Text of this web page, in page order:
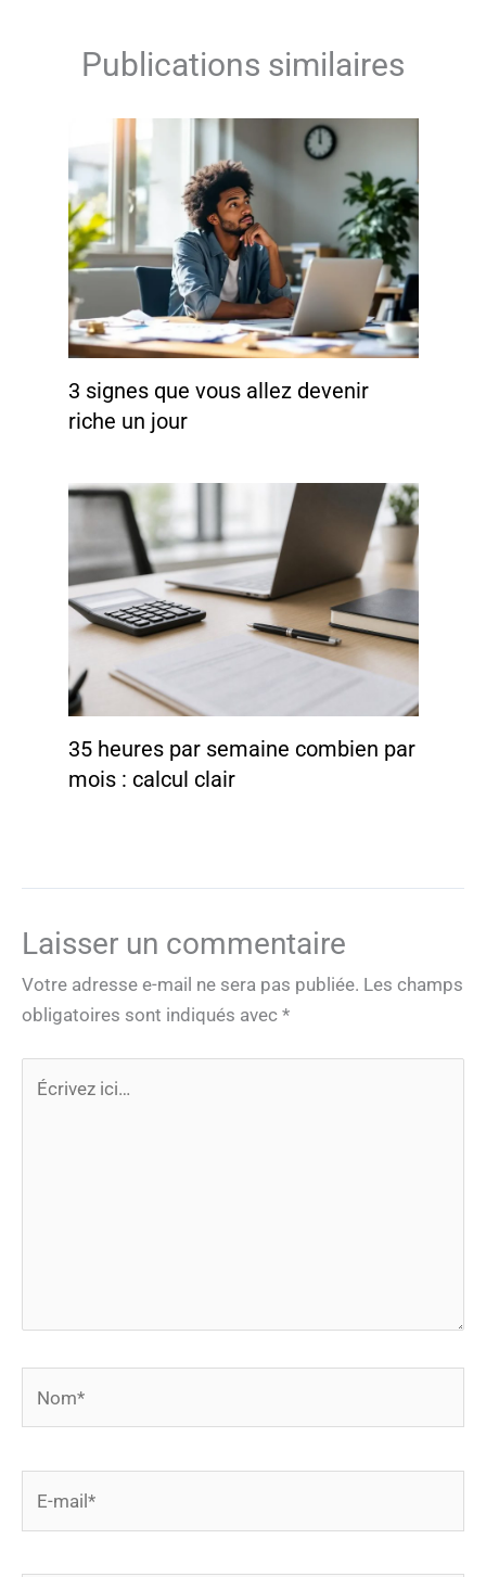
Publications similaires
3 signes que vous allez devenir
riche un jour
35 heures par semaine combien par
mois : calcul clair
Laisser un commentaire
Votre adresse e-mail ne sera pas publiée. Les champs
obligatoires sont indiqués avec *
ici…